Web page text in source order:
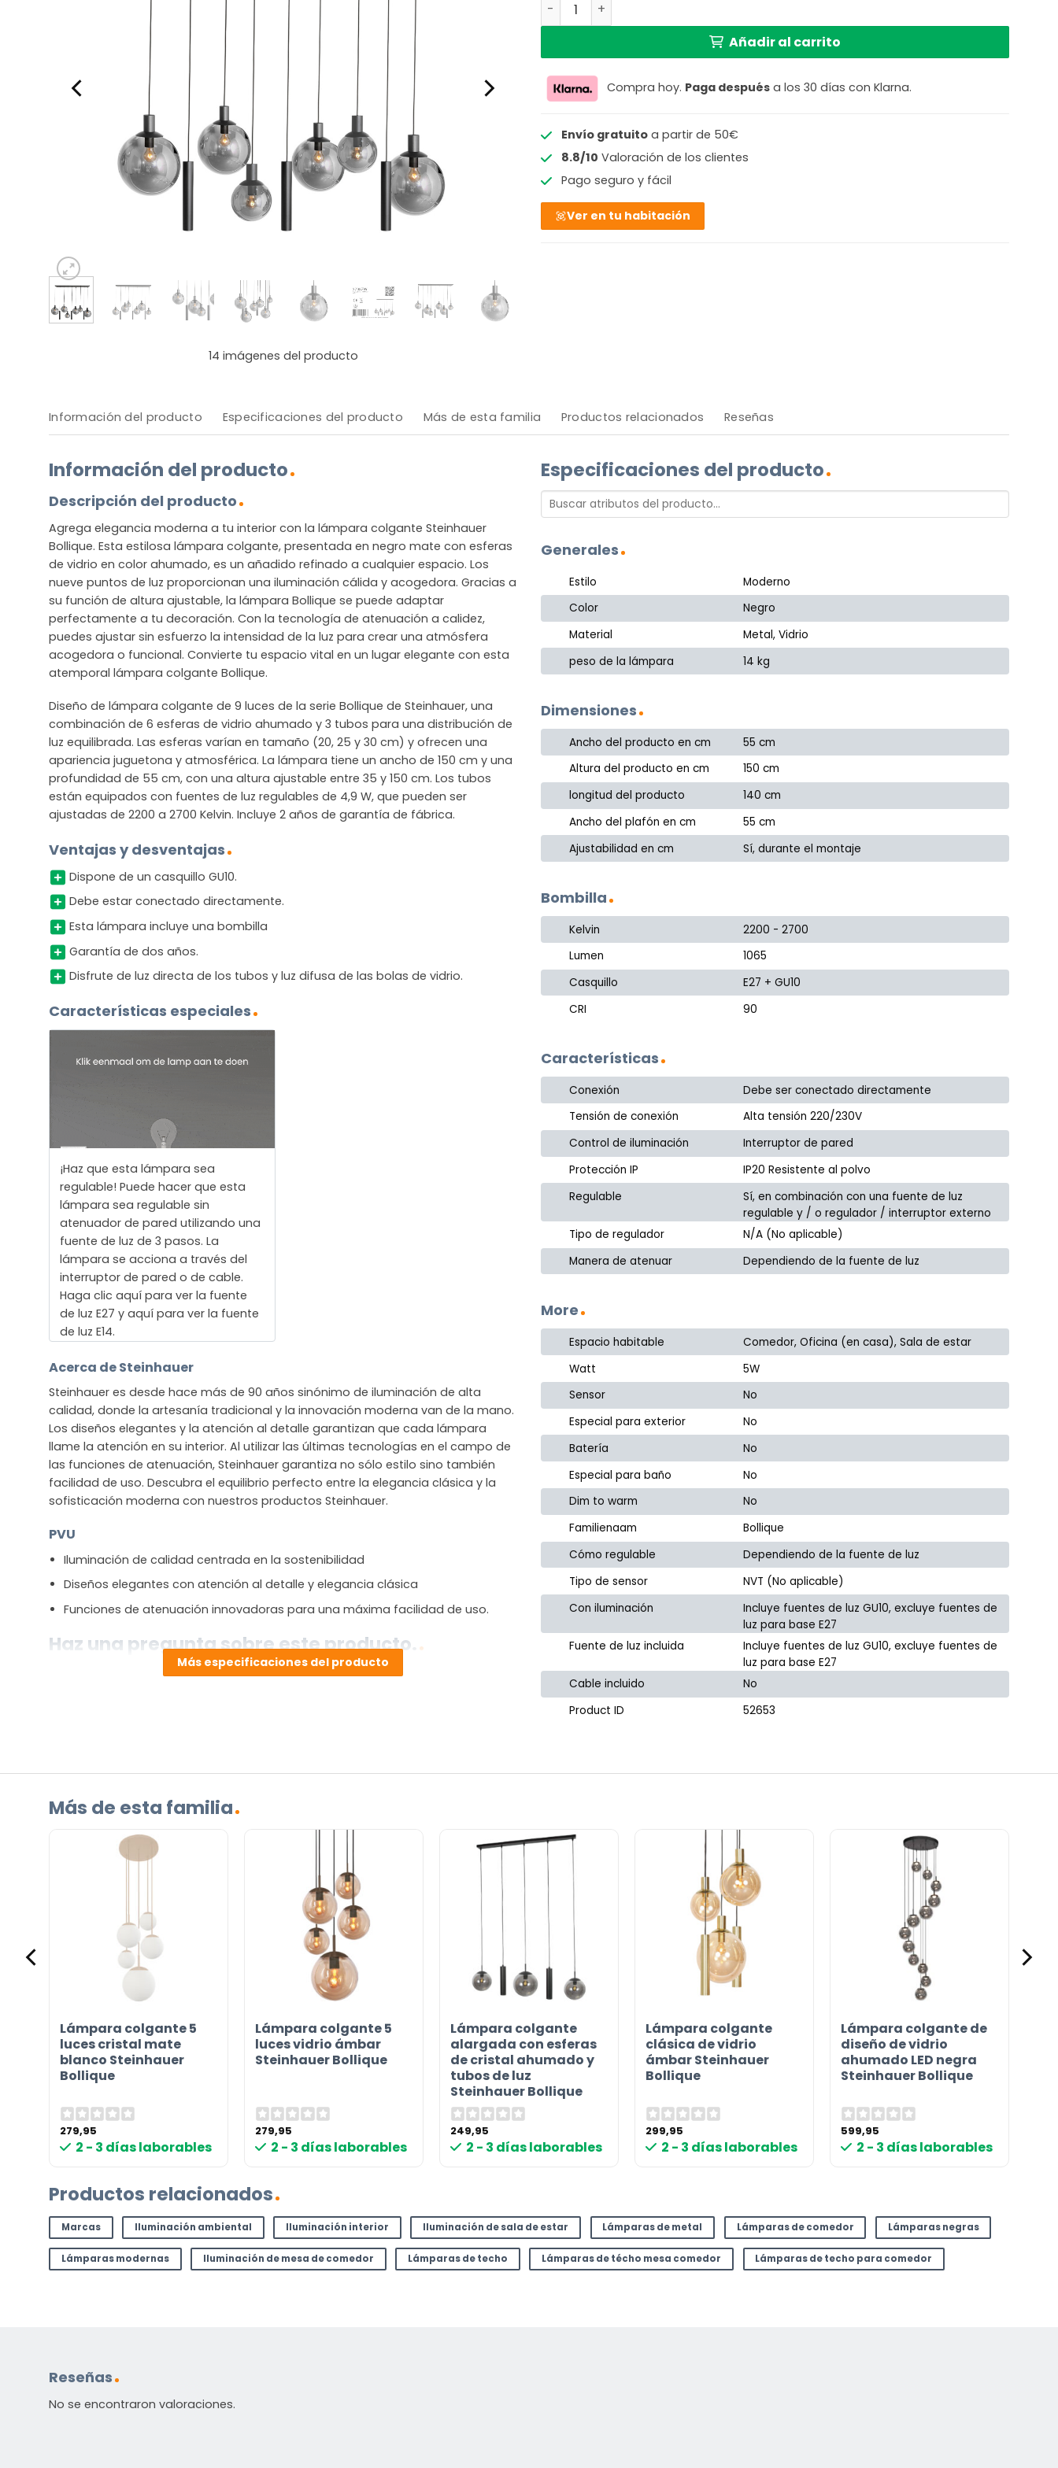
14 imágenes del producto
Añadir al carrito
Compra hoy. Paga después a los 30 días con Klarna.
Envío gratuitoa partir de 50€
8.8/10 Valoración de los clientes
Pago seguro y fácil
Ver en tu habitación
Información del producto Especificaciones del producto Más de esta familia Productos relacionados Reseñas
Información del producto
Descripción del producto
Agrega elegancia moderna a tu interior con la lámpara colgante Steinhauer
Bollique. Esta estilosa lámpara colgante, presentada en negro mate con esferas
de vidrio en color ahumado, es un añadido refinado a cualquier espacio. Los
nueve puntos de luz proporcionan una iluminación cálida y acogedora. Gracias a
su función de altura ajustable, la lámpara Bollique se puede adaptar
perfectamente a tu decoración. Con la tecnología de atenuación a calidez,
puedes ajustar sin esfuerzo la intensidad de la luz para crear una atmósfera
acogedora o funcional. Convierte tu espacio vital en un lugar elegante con esta
atemporal lámpara colgante Bollique.
Diseño de lámpara colgante de 9 luces de la serie Bollique de Steinhauer, una
combinación de 6 esferas de vidrio ahumado y 3 tubos para una distribución de
luz equilibrada. Las esferas varían en tamaño (20, 25 y 30 cm) y ofrecen una
apariencia juguetona y atmosférica. La lámpara tiene un ancho de 150 cm y una
profundidad de 55 cm, con una altura ajustable entre 35 y 150 cm. Los tubos
están equipados con fuentes de luz regulables de 4,9 W, que pueden ser
ajustadas de 2200 a 2700 Kelvin. Incluye 2 años de garantía de fábrica.
Ventajas y desventajas
Dispone de un casquillo GU10.
Debe estar conectado directamente.
Esta lámpara incluye una bombilla
Garantía de dos años.
Disfrute de luz directa de los tubos y luz difusa de las bolas de vidrio.
Características especiales
¡Haz que esta lámpara sea
regulable! Puede hacer que esta
lámpara sea regulable sin
atenuador de pared utilizando una
fuente de luz de 3 pasos. La
lámpara se acciona a través del
interruptor de pared o de cable.
Haga clic aquí para ver la fuente
de luz E27 y aquí para ver la fuente
de luz E14.
Acerca de Steinhauer
Steinhauer es desde hace más de 90 años sinónimo de iluminación de alta
calidad, donde la artesanía tradicional y la innovación moderna van de la mano.
Los diseños elegantes y la atención al detalle garantizan que cada lámpara
llame la atención en su interior. Al utilizar las últimas tecnologías en el campo de
las funciones de atenuación, Steinhauer garantiza no sólo estilo sino también
facilidad de uso. Descubra el equilibrio perfecto entre la elegancia clásica y la
sofisticación moderna con nuestros productos Steinhauer.
PVU
Iluminación de calidad centrada en la sostenibilidad
Diseños elegantes con atención al detalle y elegancia clásica
Funciones de atenuación innovadoras para una máxima facilidad de uso.
Haz una pregunta sobre este producto.
es
Incluido por defecto
Instrucciones en diferentes idiomas
Etiqueta energética
¿TIENES ALGUNA PREGUNTA?
Contáctenos. Puede comunicarse con nosotros por
correo electrónico ainfo@lamparas-en-linea.es.
Más especificaciones del producto
Especificaciones del producto
Generales
Estilo
Moderno
Color
Negro
Material
Metal, Vidrio
peso de la lámpara
14 kg
Dimensiones
Ancho del producto en cm
55 cm
Altura del producto en cm
150 cm
longitud del producto
140 cm
Ancho del plafón en cm
55 cm
Ajustabilidad en cm
Sí, durante el montaje
Bombilla
Kelvin
2200 - 2700
Lumen
1065
Casquillo
E27 + GU10
CRI
90
Características
Conexión
Debe ser conectado directamente
Tensión de conexión
Alta tensión 220/230V
Control de iluminación
Interruptor de pared
Protección IP
IP20 Resistente al polvo
Regulable
Sí, en combinación con una fuente de luz
regulable y / o regulador / interruptor externo
Tipo de regulador
N/A (No aplicable)
Manera de atenuar
Dependiendo de la fuente de luz
More
Espacio habitable
Comedor, Oficina (en casa), Sala de estar
Watt
5W
Sensor
No
Especial para exterior
No
Batería
No
Especial para baño
No
Dim to warm
No
Familienaam
Bollique
Cómo regulable
Dependiendo de la fuente de luz
Tipo de sensor
NVT (No aplicable)
Con iluminación
Incluye fuentes de luz GU10, excluye fuentes de
luz para base E27
Fuente de luz incluida
Incluye fuentes de luz GU10, excluye fuentes de
luz para base E27
Cable incluido
No
Product ID
52653
Más de esta familia
Lámpara colgante 5
luces cristal mate
blanco Steinhauer
Bollique
279,95
2 - 3 días laborables
Lámpara colgante 5
luces vidrio ámbar
Steinhauer Bollique
279,95
2 - 3 días laborables
Lámpara colgante
alargada con esferas
de cristal ahumado y
tubos de luz
Steinhauer Bollique
249,95
2 - 3 días laborables
Lámpara colgante
clásica de vidrio
ámbar Steinhauer
Bollique
299,95
2 - 3 días laborables
Lámpara colgante de
diseño de vidrio
ahumado LED negra
Steinhauer Bollique
599,95
2 - 3 días laborables
Productos relacionados
Marcas Iluminación ambiental Iluminación interior Iluminación de sala de estar Lámparas de metal Lámparas de comedor Lámparas negras
Lámparas modernas Iluminación de mesa de comedor Lámparas de techo Lámparas de técho mesa comedor Lámparas de techo para comedor
Reseñas
No se encontraron valoraciones.